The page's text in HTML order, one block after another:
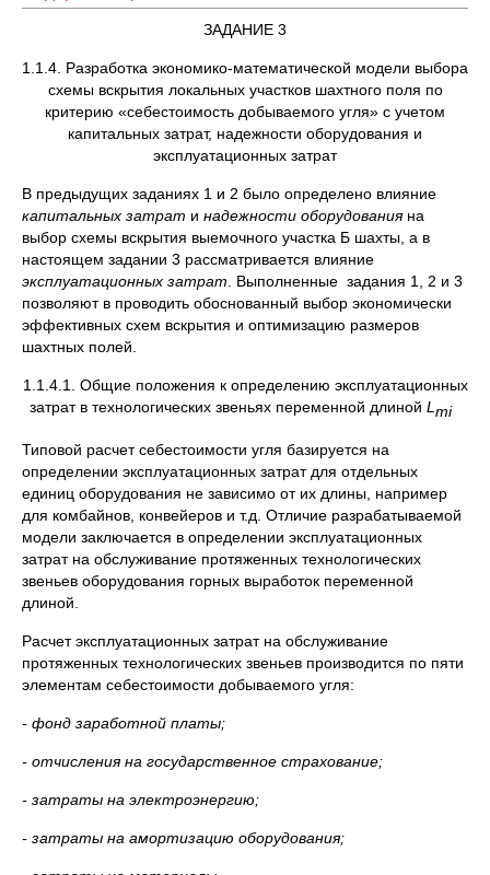
ЗАДАНИЕ 3
1.1.4. Разработка экономико-математической модели выбора
схемы вскрытия локальных участков шахтного поля по
критерию «себестоимость добываемого угля» с учетом
капитальных затрат, надежности оборудования и
эксплуатационных затрат
В предыдущих заданиях 1 и 2 было определено влияние
капитальных затрат и надежности оборудованияна
выбор схемы вскрытия выемочного участка Б шахты, а в
настоящем задании 3 рассматривается влияние
эксплуатационных затрат . Выполненные задания 1, 2 и 3
позволяют в проводить обоснованный выбор экономически
эффективных схем вскрытия и оптимизацию размеров
шахтных полей.
1.1.4.1. Общие положения к определению эксплуатационных
затрат в технологических звеньях переменной длиной L тi
Типовой расчет себестоимости угля базируется на
определении эксплуатационных затрат для отдельных
единиц оборудования не зависимо от их длины, например
для комбайнов, конвейеров и т.д. Отличие разрабатываемой
модели заключается в определении эксплуатационных
затрат на обслуживание протяженных технологических
звеньев оборудования горных выработок переменной
длиной.
Расчет эксплуатационных затрат на обслуживание
протяженных технологических звеньев производится по пяти
элементам себестоимости добываемого угля:
- фонд заработной платы;
- отчисления на государственное страхование;
- затраты на электроэнергию;
- затраты на амортизацию оборудования;